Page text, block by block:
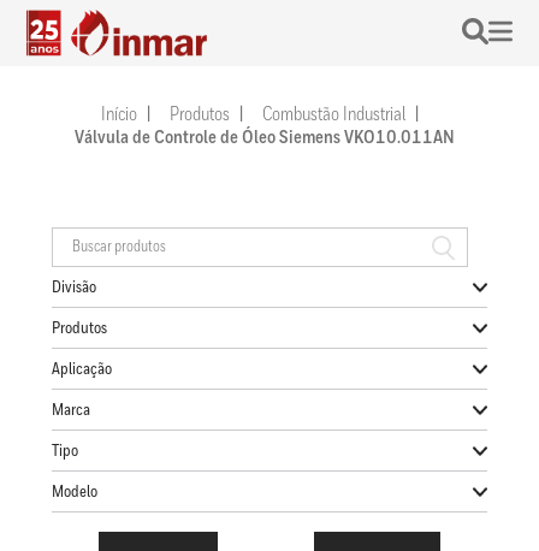
Início Produtos
Combustão Industrial
Válvula de Controle de Óleo Siemens VKO10.011AN
Divisão
Produtos
Aplicação
Marca
Tipo
Modelo